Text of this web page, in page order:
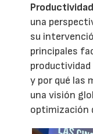
Productividad
una
su
principales
y por qué las
una visión
optimización